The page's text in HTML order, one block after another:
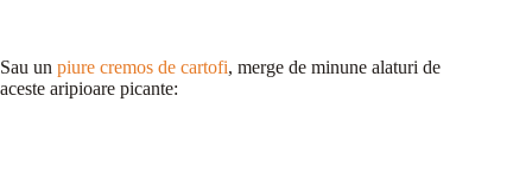
Sau un piure cremos de cartofi, merge de minune alaturi de
aceste aripioare picante: